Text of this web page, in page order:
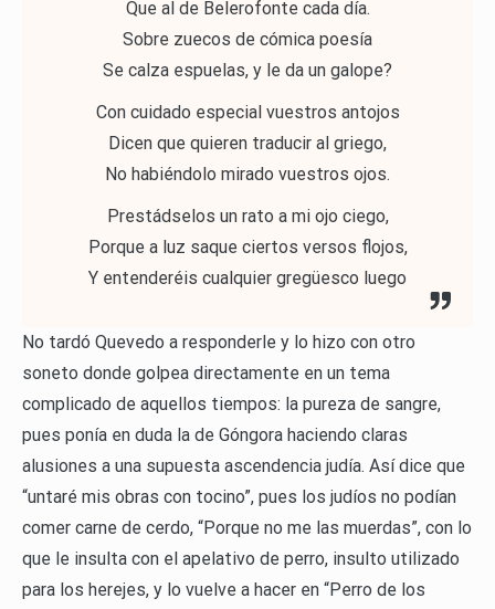
Que al de Belerofonte cada día.
Sobre zuecos de cómica poesía
Se calza espuelas, y le da un galope?
Con cuidado especial vuestros antojos
Dicen que quieren traducir al griego,
No habiéndolo mirado vuestros ojos.
Prestádselos un rato a mi ojo ciego,
Porque a luz saque ciertos versos flojos,
Y entenderéis cualquier gregüesco luego
No tardó Quevedo a responderle y lo hizo con otro
soneto donde golpea directamente en un tema
complicado de aquellos tiempos: la pureza de sangre,
pues ponía en duda la de Góngora haciendo claras
alusiones a una supuesta ascendencia judía. Así dice que
“untaré mis obras con tocino”, pues los judíos no podían
comer carne de cerdo, “Porque no me las muerdas”, con lo
que le insulta con el apelativo de perro, insulto utilizado
para los herejes, y lo vuelve a hacer en “Perro de los